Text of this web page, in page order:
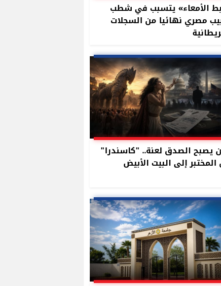
الأمعاء» يتسبب في شطب
مصري نهائيا من السجلات
يصبح الصدق لعنة.. "كاسندرا"
إلى البيت الأبيض